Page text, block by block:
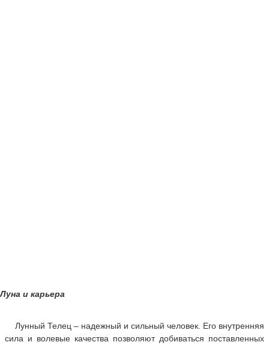
Луна и карьера
Лунный Телец – надежный и сильный человек. Его внутренняя
сила и волевые качества позволяют добиваться поставленных